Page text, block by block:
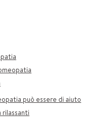
può essere di aiuto